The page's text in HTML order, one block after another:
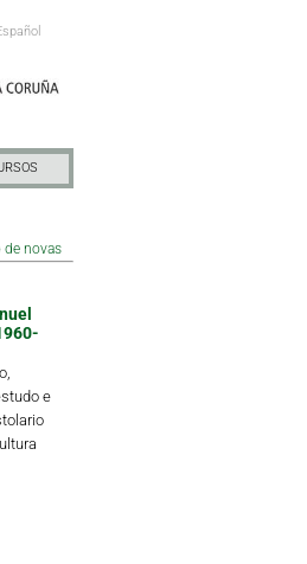
de novas
e